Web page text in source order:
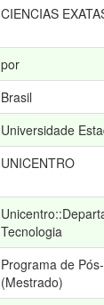
CIENCIAS
por
Brasil
Universidade
UNICENTRO
Tecnologia
Programa de
(Mestrado)